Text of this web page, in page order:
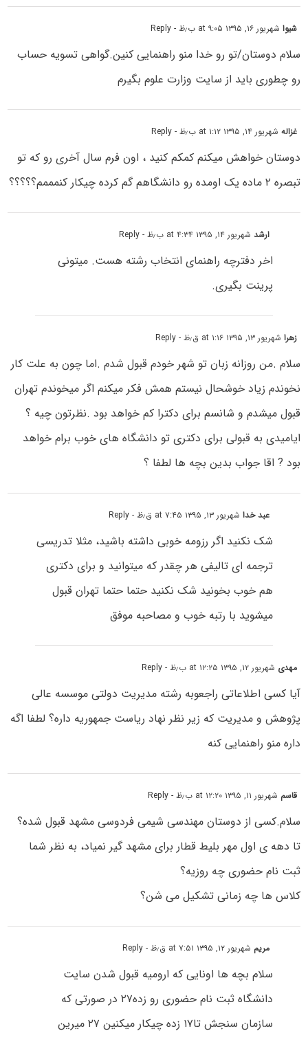
شیواشهریور ۱۶, ۱۳۹۵ at ۹:۰۵ ب٫ظ - Reply
سلام دوستان/تو رو خدا منو راهنمایی کنین.گواهی تسویه حساب
رو چطوری باید از سایت وزارت علوم بگیرم
غزالهشهریور ۱۴, ۱۳۹۵ at ۱:۱۲ ب٫ظ - Reply
دوستان خواهش میکنم کمکم کنید ، اون فرم سال آخری رو که تو
تبصره ۲ ماده یک اومده رو دانشگاهم گم کرده چیکار کنمممم؟؟؟؟؟
ارشدشهریور ۱۴, ۱۳۹۵ at ۴:۳۴ ب٫ظ - Reply
اخر دفترچه راهنمای انتخاب رشته هست. میتونی
پرینت بگیری.
زهراشهریور ۱۳, ۱۳۹۵ at ۱:۱۶ ق٫ظ - Reply
سلام .من روزانه زبان تو شهر خودم قبول شدم .اما چون به علت کار
نخوندم زیاد خوشحال نیستم همش فکر میکنم اگر میخوندم تهران
قبول میشدم و شانسم برای دکترا کم خواهد بود .نظرتون چیه ؟
ایامیدی به قبولی برای دکتری تو دانشگاه های خوب برام خواهد
بود ? اقا جواب بدین بچه ها لطفا ؟
عبد خداشهریور ۱۳, ۱۳۹۵ at ۷:۴۵ ق٫ظ - Reply
شک نکنید اگر رزومه خوبی داشته باشید، مثلا تدریسی
ترجمه ای تالیفی هر چقدر که میتوانید و برای دکتری
هم خوب بخونید شک نکنید حتما حتما تهران قبول
میشوید با رتبه خوب و مصاحبه موفق
مهدی شهریور ۱۲, ۱۳۹۵ at ۱۲:۲۵ ب٫ظ - Reply
آیا کسی اطلاعاتی راجعوبه رشته مدیریت دولتی موسسه عالی
پژوهش و مدیریت که زیر نظر نهاد ریاست جمهوریه داره؟ لطفا اگه
داره منو راهنمایی کنه
قاسم شهریور ۱۱, ۱۳۹۵ at ۱۲:۲۰ ب٫ظ - Reply
سلام.کسی از دوستان مهندسی شیمی فردوسی مشهد قبول شده؟
تا دهه ی اول مهر بلیط قطار برای مشهد گیر نمیاد، به نظر شما
ثبت نام حضوری چه روزیه؟
کلاس ها چه زمانی تشکیل می شن؟
مریم شهریور ۱۲, ۱۳۹۵ at ۷:۵۱ ق٫ظ - Reply
سلام بچه ها اونایی که ارومیه قبول شدن سایت
دانشگاه ثبت نام حضوری رو زده۲۷ در صورتی که
سازمان سنجش تا۱۷ زده چیکار میکنین ۲۷ میرین